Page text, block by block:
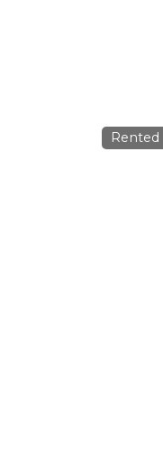
Rented